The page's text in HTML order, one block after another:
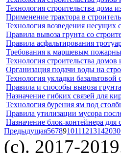
Технология строительства дома
Применение трактора в
Технология возведения несущих
Правила вывоза грунта со
Правила асфальтирования
Требования к маршевым
Технология строительства
Организация подачи воды на
Технология укладки
Правила и способы вывоза
Назначение гибких связей для
Технология бурения ям под
Правила утилизации мусора
Назначение блок-контейнера для
Предыдущая5678910111213142030
(c). 2017-